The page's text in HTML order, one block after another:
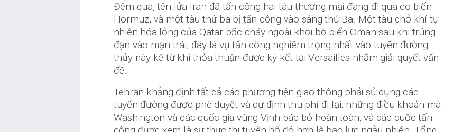
Đêm qua, tên lửa Iran đã tấn công hai tàu thương mại đang đi qua eo biển
Hormuz, và một tàu thứ ba bị tấn công vào sáng thứ Ba. Một tàu chở khí tự
nhiên hóa lỏng của Qatar bốc cháy ngoài khơi bờ biển Oman sau khi trúng
đạn vào mạn trái, đây là vụ tấn công nghiêm trọng nhất vào tuyến đường
thủy này kể từ khi thỏa thuận được ký kết tại Versailles nhằm giải quyết vấn
đề.
Tehran khẳng định tất cả các phương tiện giao thông phải sử dụng các
tuyến đường được phê duyệt và dự định thu phí đi lại, những điều khoản mà
Washington và các quốc gia vùng Vịnh bác bỏ hoàn toàn, và các cuộc tấn